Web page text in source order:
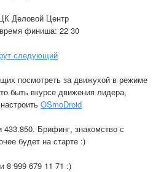
Деловой Центр
финиша: 22 30
следующий
посмотреть за движухой в режиме
быть вкурсе движения лидера,
OSmoDroid
433.850. Брифинг, знакомство с
будет на старте :)
8 999 679 11 71 :)